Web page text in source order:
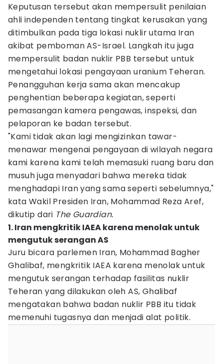
Keputusan tersebut akan mempersulit penilaian
ahli independen tentang tingkat kerusakan yang
ditimbulkan pada tiga lokasi nuklir utama Iran
akibat pemboman AS-Israel. Langkah itu juga
mempersulit badan nuklir PBB tersebut untuk
mengetahui lokasi pengayaan uranium Teheran.
Penangguhan kerja sama akan mencakup
penghentian beberapa kegiatan, seperti
pemasangan kamera pengawas, inspeksi, dan
pelaporan ke badan tersebut.
"Kami tidak akan lagi mengizinkan tawar-
menawar mengenai pengayaan di wilayah negara
kami karena kami telah memasuki ruang baru dan
musuh juga menyadari bahwa mereka tidak
menghadapi Iran yang sama seperti sebelumnya,"
kata Wakil Presiden Iran, Mohammad Reza Aref,
dikutip dari The Guardian.
1. Iran mengkritik IAEA karena menolak untuk
mengutuk serangan AS
Juru bicara parlemen Iran, Mohammad Bagher
Ghalibaf, mengkritik IAEA karena menolak untuk
mengutuk serangan terhadap fasilitas nuklir
Teheran yang dilakukan oleh AS, Ghalibaf
mengatakan bahwa badan nuklir PBB itu tidak
memenuhi tugasnya dan menjadi alat politik.